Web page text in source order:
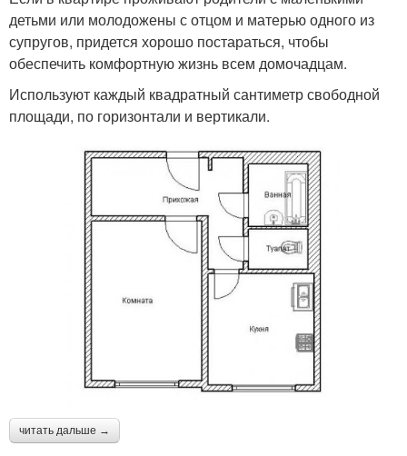
детьми или молодожены с отцом и матерью одного из
супругов, придется хорошо постараться, чтобы
обеспечить комфортную жизнь всем домочадцам.
Используют каждый квадратный сантиметр свободной
площади, по горизонтали и вертикали.
читать дальше →